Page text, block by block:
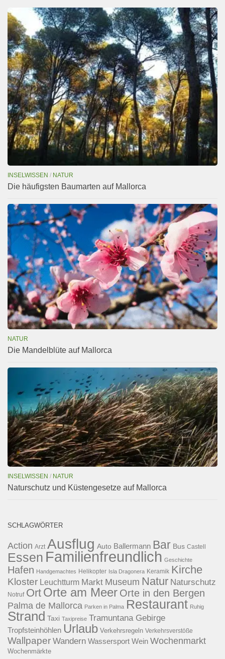
INSELWISSEN / NATUR
Die häufigsten Baumarten auf Mallorca
NATUR
Die Mandelblüte auf Mallorca
INSELWISSEN / NATUR
Naturschutz und Küstengesetze auf Mallorca
SCHLAGWÖRTER
Action Arzt Ausflug Auto Ballermann Bar Bus Castell
Essen Familienfreundlich Geschichte
Hafen Handgemachtes Helikopter Isla Dragonera Keramik Kirche
Kloster Leuchtturm Markt Museum Natur Naturschutz
Notruf Ort Orte am Meer Orte in den Bergen
Palma de Mallorca Parken in Palma Restaurant Ruhig
Strand Taxi Taxipreise Tramuntana Gebirge
Tropfsteinhöhlen Urlaub Verkehrsregeln Verkehrsverstöße
Wallpaper Wandern Wassersport Wein Wochenmarkt
Wochenmärkte